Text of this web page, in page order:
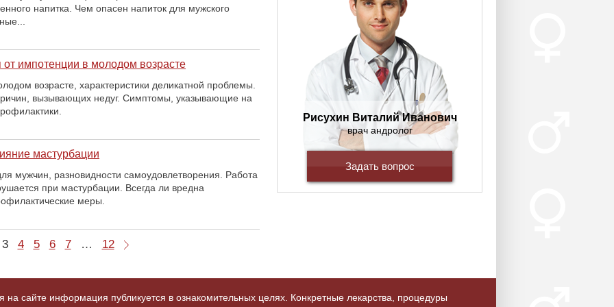
напитка. Чем опасен напиток для мужского
от импотенции в молодом возрасте
возрасте, характеристики деликатной проблемы.
вызывающих недуг. Симптомы, указывающие на
мастурбации
мужчин, разновидности самоудовлетворения. Работа
при мастурбации. Всегда ли вредна
меры.
3 4 5 6 7 … 12
Рисухин Виталий Иванович
врач андролог
Задать вопрос
сайте информация публикуется в ознакомительных целях. Конкретные лекарства, процедуры